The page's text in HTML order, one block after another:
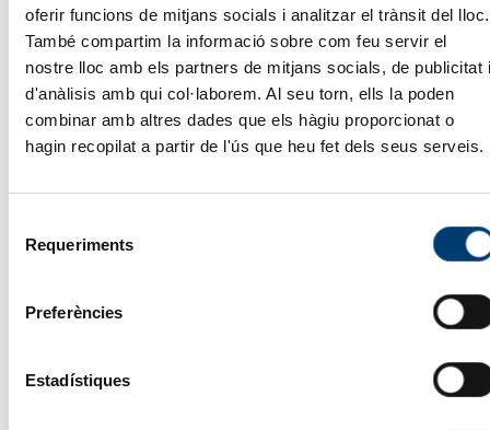
oferir funcions de mitjans socials i analitzar el trànsit del lloc.
També compartim la informació sobre com feu servir el
nostre lloc amb els partners de mitjans socials, de publicitat i
d'anàlisis amb qui col·laborem. Al seu torn, ells la poden
combinar amb altres dades que els hàgiu proporcionat o
hagin recopilat a partir de l'ús que heu fet dels seus serveis.
Requeriments
Preferències
Estadístiques
Telèfon*
He llegit i accepto la
Autoritzo al tractament de les meves dades per a poder